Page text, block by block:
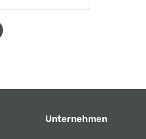
Unternehmen